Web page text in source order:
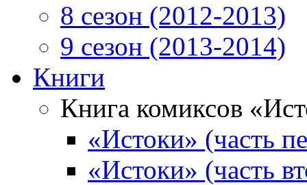
8 сезон (2012-2013)
9 сезон (2013-2014)
Книги
Книга комиксов
«Истоки» (часть
«Истоки» (часть